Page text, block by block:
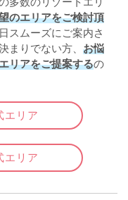
のエリアをご検討頂
スムーズにご案内さ
まりでない方、 お悩
リアをご提案するの
エリア
エリア